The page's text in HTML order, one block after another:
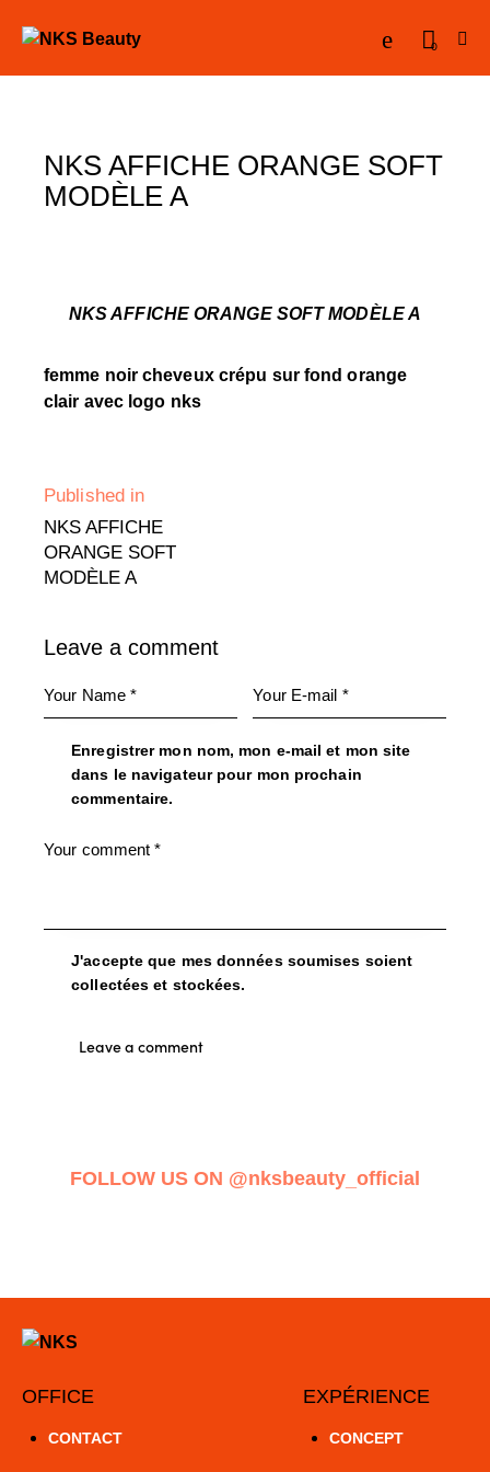
0
NKS AFFICHE ORANGE SOFT
MODÈLE A
NKS AFFICHE ORANGE SOFT MODÈLE A
femme noir cheveux crépu sur fond orange
clair avec logo nks
Published in
NKS AFFICHE
ORANGE SOFT
MODÈLE A
Leave a comment
Enregistrer mon nom, mon e-mail et mon site
dans le navigateur pour mon prochain
commentaire.
J'accepte que mes données soumises soient
collectées et stockées.
FOLLOW US ON @nksbeauty_official
OFFICE
CONTACT
EXPÉRIENCE
CONCEPT